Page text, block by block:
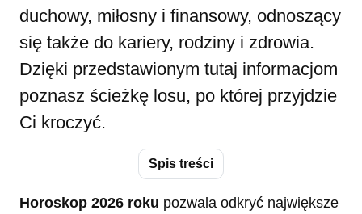
duchowy, miłosny i finansowy, odnoszący
się także do kariery, rodziny i zdrowia.
Dzięki przedstawionym tutaj informacjom
poznasz ścieżkę losu, po której przyjdzie
Ci kroczyć.
Spis treści
Horoskop 2026 roku pozwala odkryć największe